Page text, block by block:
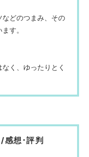
どのつまみ、その
す。
く、ゆったりとく
感想･評判